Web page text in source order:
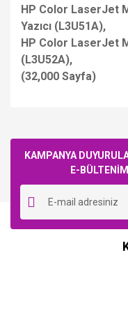
HP Color LaserJet
Yazıcı (L3U51A),
HP Color LaserJet
(L3U52A),
(32,000 Sayfa)
KAMPANYA
E-